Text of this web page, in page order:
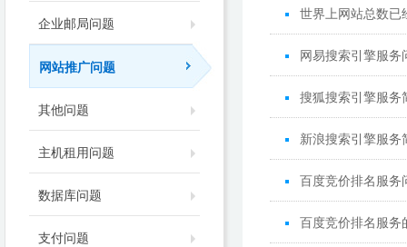
企业邮局问题
网站推广问题
其他问题
主机租用问题
数据库问题
支付问题
世界上网站总数已
网易搜索引擎服务
搜狐搜索引擎服务
新浪搜索引擎服务
百度竞价排名服务
百度竞价排名服务